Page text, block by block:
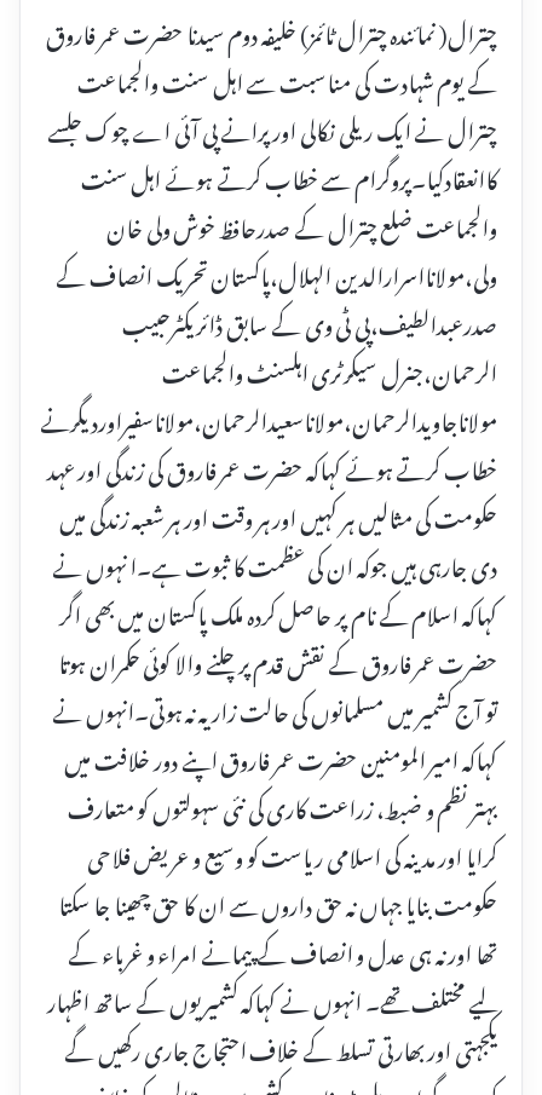
چترال( نمائندہ چترال ٹائمز) خلیفہ دوم سیدنا حضرت عمر فاروق
کے یوم شہادت کی مناسبت سے اہل سنت والجماعت
چترال نے ایک ریلی نکالی اورپرانے پی آئی اے چوک جلسے
کاانعقادکیا۔پروگرام سے خطاب کرتے ہوئے اہل سنت
والجماعت ضلع چترال کے صدرحافظ خوش ولی خان
ولی،مولانااسرارالدین الہلال،پاکستان تحریک انصاف کے
صدرعبدالطیف،پی ٹی وی کے سابق ڈائریکٹرحبیب
الرحمان،جنرل سیکرٹری اہلسنٹ والجماعت
مولاناجاویدالرحمان،مولاناسعیدالرحمان،مولاناسفیراوردیگرنے
خطاب کرتے ہوئے کہاکہ حضرت عمر فاروق کی زندگی اور عہد
حکومت کی مثالیں ہر کہیں اور ہر وقت اور ہر شعبہ زندگی میں
دی جارہی ہیں جوکہ ان کی عظمت کا ثبوت ہے۔ا نہوں نے
کہاکہ اسلام کے نام پر حاصل کردہ ملک پاکستان میں بھی اگر
حضرت عمر فاروق کے نقش قدم پر چلنے والا کوئی حکمران ہوتا
تو آج کشمیر میں مسلمانوں کی حالت زار یہ نہ ہوتی۔انہوں نے
کہاکہ امیر المومنین حضرت عمر فاروق اپنے دور خلافت میں
بہتر نظم و ضبط، زراعت کاری کی نئی سہولتوں کو متعارف
کرایا اور مدینہ کی اسلامی ریاست کو وسیع و عریض فلاحی
حکومت بنایا جہاں نہ حق داروں سے ان کا حق چھینا جا سکتا
تھا اور نہ ہی عدل و انصاف کے پیمانے امراء و غرباء کے
لیے مختلف تھے۔ انہوں نے کہاکہ کشمیریوں کے ساتھ اظہار
یکجہتی اور بھارتی تسلط کے خلاف احتجاج جاری رکھیں گے